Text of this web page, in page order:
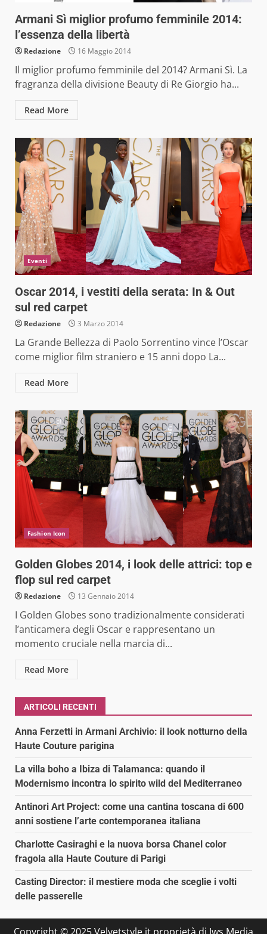
Armani Sì miglior profumo femminile 2014:
l’essenza della libertà
Redazione 16 Maggio 2014
Il miglior profumo femminile del 2014? Armani Sì. La
fragranza della divisione Beauty di Re Giorgio ha...
Read More
Eventi
Oscar 2014, i vestiti della serata: In & Out
sul red carpet
Redazione 3 Marzo 2014
La Grande Bellezza di Paolo Sorrentino vince l’Oscar
come miglior film straniero e 15 anni dopo La...
Read More
Fashion Icon
Golden Globes 2014, i look delle attrici: top e
flop sul red carpet
Redazione 13 Gennaio 2014
I Golden Globes sono tradizionalmente considerati
l’anticamera degli Oscar e rappresentano un
momento cruciale nella marcia di...
Read More
ARTICOLI RECENTI
Anna Ferzetti in Armani Archivio: il look notturno della
Haute Couture parigina
La villa boho a Ibiza di Talamanca: quando il
Modernismo incontra lo spirito wild del Mediterraneo
Antinori Art Project: come una cantina toscana di 600
anni sostiene l’arte contemporanea italiana
Charlotte Casiraghi e la nuova borsa Chanel color
fragola alla Haute Couture di Parigi
Casting Director: il mestiere moda che sceglie i volti
delle passerelle